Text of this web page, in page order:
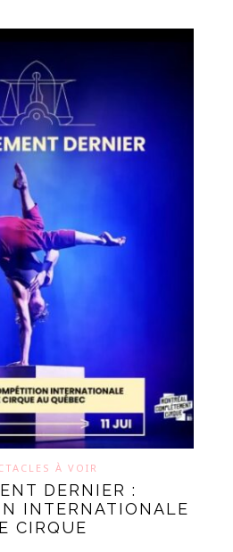
À VOIR
DERNIER :
INTERNATIONALE
CIRQUE